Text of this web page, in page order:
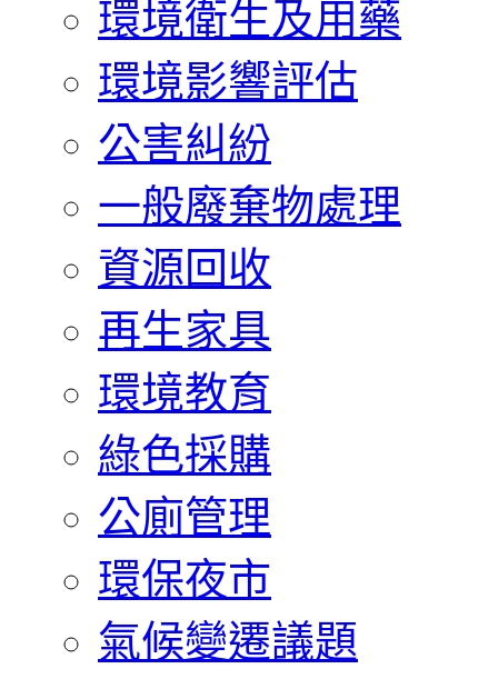
環境衛生及用藥
環境影響評估
公害糾紛
一般廢棄物處理
資源回收
再生家具
環境教育
綠色採購
公廁管理
環保夜市
氣候變遷議題